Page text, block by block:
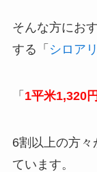
そんな方にお
する「 シロア
「 1平米1,320円
6割以上の方々
ています。